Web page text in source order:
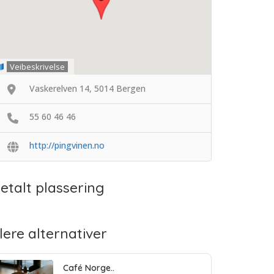
Veibeskrivelse
Vaskerelven 14, 5014 Bergen
55 60 46 46
http://pingvinen.no
plassering
alternativer
Café Norge..